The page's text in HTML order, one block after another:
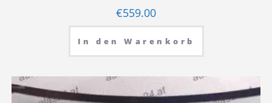
€559.00
In den Warenkorb